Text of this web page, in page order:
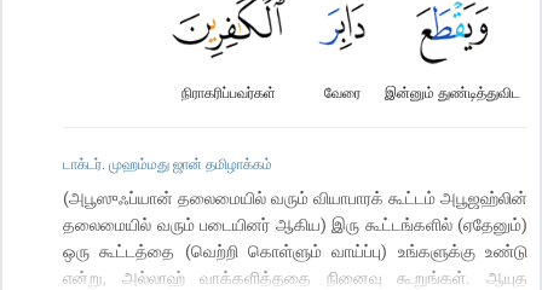
இன்னும் துண்டித்துவிட
வேரை
நிராகரிப்பவர்கள்
டாக்டர். முஹம்மது ஜான் தமிழாக்கம்
(அபூஸுஃப்யான் தலைமையில் வரும் வியாபாரக் கூட்டம் அபூஜஹ்லின்
தலைமையில் வரும் படையினர் ஆகிய) இரு கூட்டங்களில் (ஏதேனும்)
ஒரு கூட்டத்தை (வெற்றி கொள்ளும் வாய்ப்பு) உங்களுக்கு உண்டு
என்று, அல்லாஹ் வாக்களித்ததை நினைவு கூறுங்கள். ஆயுத